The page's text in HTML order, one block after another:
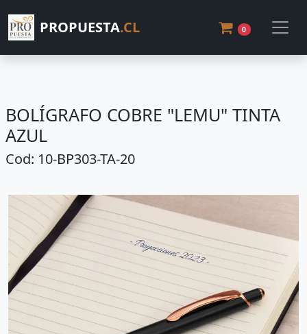
PROPUESTA.CL 0
BOLÍGRAFO COBRE "LEMU" TINTA
AZUL
Cod: 10-BP303-TA-20